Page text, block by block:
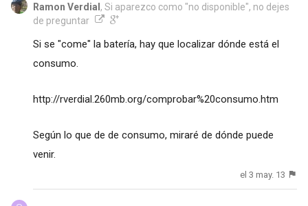
Ramon Verdial , Si aparezco como "no disponible", no dejes
de preguntar
Si se "come" la batería, hay que localizar dónde está el
consumo.
http://rverdial.260mb.org/comprobar%20consumo.htm
Según lo que de de consumo, miraré de dónde puede
venir.
el 3 may. 13